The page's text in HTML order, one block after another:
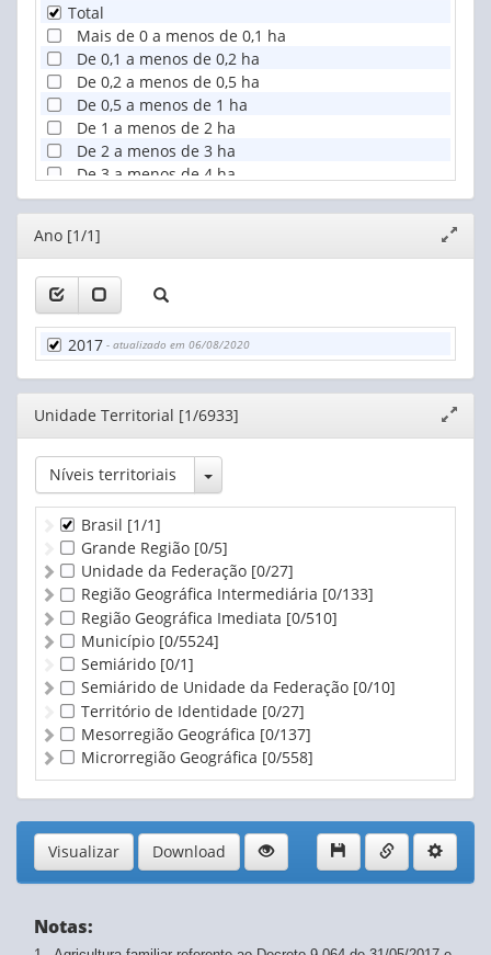
Total
Mais de 0 a menos de 0,1 ha
De 0,1 a menos de 0,2 ha
De 0,2 a menos de 0,5 ha
De 0,5 a menos de 1 ha
De 1 a menos de 2 ha
De 2 a menos de 3 ha
De 3 a menos de 4 ha
De 4 a menos de 5 ha
De 5 a menos de 10 ha
De 10 a menos de 20 ha
De 20 a menos de 50 ha
De 50 a menos de 100 ha
De 100 a menos de 200 ha
De 200 a menos de 500 ha
De 500 a menos de 1.000 ha
De 1.000 a menos de 2.500 ha
De 10.000 ha e mais
Editor
janela
Ano [1/1]
2017 - atualizado em 06/08/2020
Editor
janela
Unidade Territorial [1/6933]
Níveis territoriais Toggle Dropdown
Brasil [1/1]
Grande Região [0/5]
Unidade da Federação [0/27]
Região Geográfica Intermediária [0/133]
Região Geográfica Imediata [0/510]
Município [0/5524]
Semiárido [0/1]
Semiárido de Unidade da Federação [0/10]
Território de Identidade [0/27]
Mesorregião Geográfica [0/137]
Microrregião Geográfica [0/558]
Visualizar Download
Notas: